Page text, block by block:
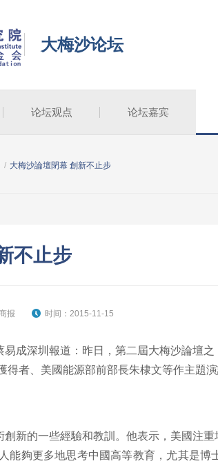
大梅沙论坛
论坛观点 论坛嘉宾
/ 大梅沙論壇閉幕 創新不止步
不止步
报 时间：2015-11-15
易成深圳報道：昨日，第二屆大梅沙論壇
得者、美國能源部前部長朱棣文等作主題
新的一些經驗和教訓。他表示，美國注
能夠更多地思考中國高等教育，尤其是